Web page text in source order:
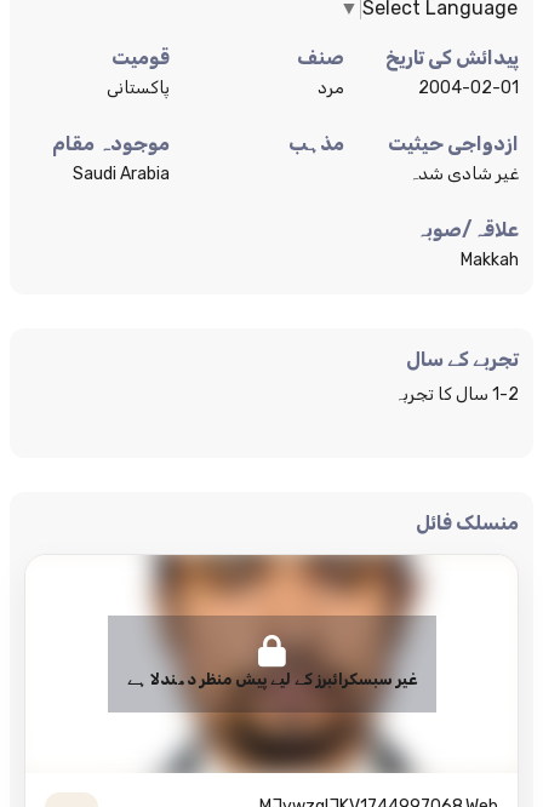
Select Language
▼
پیدائش کی تاریخ
2004-02-01
صنف
مرد
قومیت
پاکستانی
ازدواجی حیثیت
غیر شادی شدہ
مذہب موجودہ مقام
Saudi Arabia
علاقہ/صوبہ
Makkah
تجربے کے سال
1-2 سال کا تجربہ
منسلک فائل
غیر سبسکرائبرز کے لیے پیش منظر دھندلا ہے